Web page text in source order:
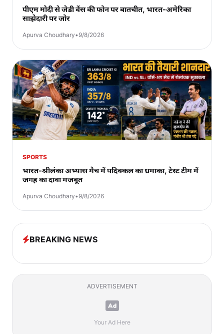
पीएम मोदी से जेडी वेंस की फोन पर बातचीत, भारत-अमेरिका
साझेदारी पर जोर
Apurva Choudhary•9/8/2026
SPORTS
भारत-श्रीलंका अभ्यास मैच में पदिक्कल का धमाका, टेस्ट टीम में
जगह का दावा मजबूत
Apurva Choudhary•9/8/2026
BREAKING NEWS
ADVERTISEMENT
Your Ad Here